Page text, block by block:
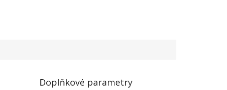
Doplňkové parametry